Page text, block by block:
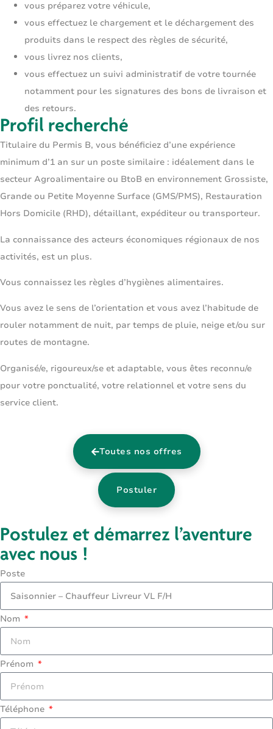
vous préparez votre véhicule,
vous effectuez le chargement et le déchargement des
produits dans le respect des règles de sécurité,
vous livrez nos clients,
vous effectuez un suivi administratif de votre tournée
notamment pour les signatures des bons de livraison et
des retours.
Profil recherché
Titulaire du Permis B, vous bénéficiez d’une expérience
minimum d’1 an sur un poste similaire : idéalement dans le
secteur Agroalimentaire ou BtoB en environnement Grossiste,
Grande ou Petite Moyenne Surface (GMS/PMS), Restauration
Hors Domicile (RHD), détaillant, expéditeur ou transporteur.
La connaissance des acteurs économiques régionaux de nos
activités, est un plus.
Vous connaissez les règles d’hygiènes alimentaires.
Vous avez le sens de l’orientation et vous avez l’habitude de
rouler notamment de nuit, par temps de pluie, neige et/ou sur
routes de montagne.
Organisé/e, rigoureux/se et adaptable, vous êtes reconnu/e
pour votre ponctualité, votre relationnel et votre sens du
service client.
Toutes nos offres
Postuler
Postulez et démarrez l’aventure
avec nous !
Poste
Nom
Prénom
Téléphone